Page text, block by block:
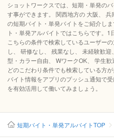
ショットワークスでは、短期・単発の
す事ができます。 関西地方の 大阪、 兵
の短期バイト・単発バイトをご紹介し
ト・単発アルバイトではこちらです。1
こちらの条件で検索しているユーザー
し、 研修なし、 残業なし、 未経験歓
型・カラー自由、 WワークOK、 学生
どのこだわり条件でも検索している方
バイト情報をアプリのプッシュ通知で
を有効活用して働いてみましょう。
短期バイト・単発アルバイトTOP